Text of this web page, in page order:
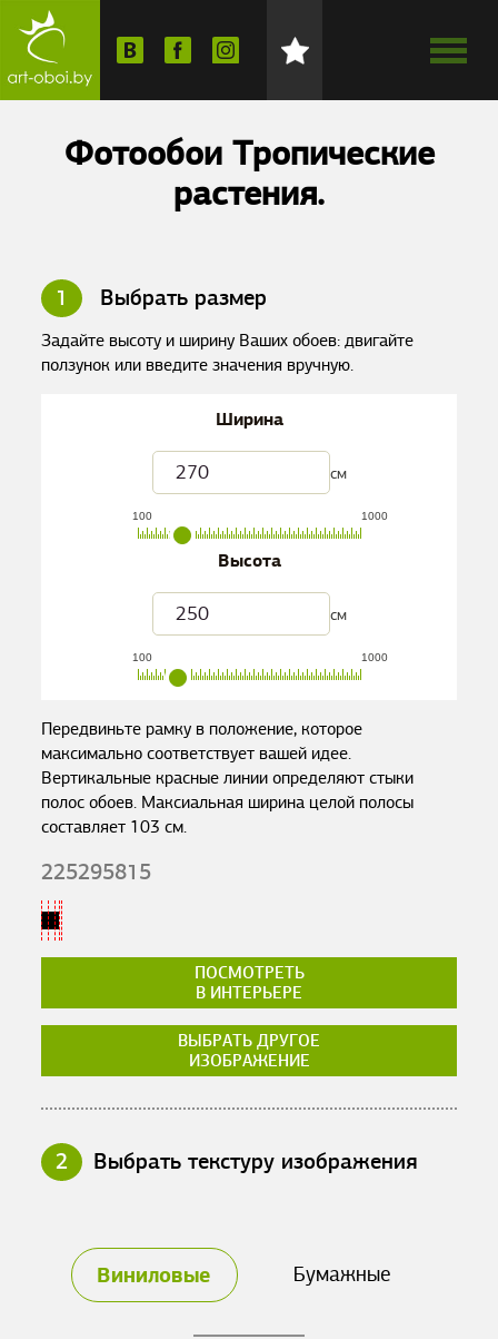
Фотообои Тропические
растения.
1 Выбрать размер
Задайте высоту и ширину Ваших обоев: двигайте
ползунок или введите значения вручную.
Ширина
см
100 1000
Высота
см
100 1000
Передвиньте рамку в положение, которое
максимально соответствует вашей идее.
Вертикальные красные линии определяют стыки
полос обоев. Максиальная ширина целой полосы
составляет 103 см.
225295815
ПОСМОТРЕТЬ
В ИНТЕРЬЕРЕ
ВЫБРАТЬ ДРУГОЕ
ИЗОБРАЖЕНИЕ
2 Выбрать текстуру изображения
Виниловые Бумажные